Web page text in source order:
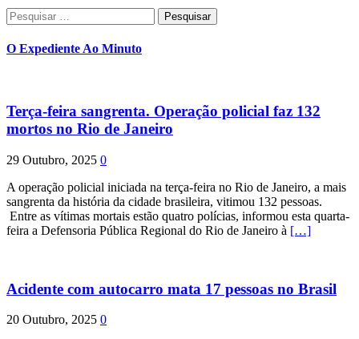
Pesquisar
por:
O Expediente Ao Minuto
Terça-feira sangrenta. Operação policial faz 132
mortos no Rio de Janeiro
29 Outubro, 2025 0
A operação policial iniciada na terça-feira no Rio de Janeiro, a mais
sangrenta da história da cidade brasileira, vitimou 132 pessoas.
Entre as vítimas mortais estão quatro polícias, informou esta quarta-
feira a Defensoria Pública Regional do Rio de Janeiro à […]
Acidente com autocarro mata 17 pessoas no Brasil
20 Outubro, 2025 0